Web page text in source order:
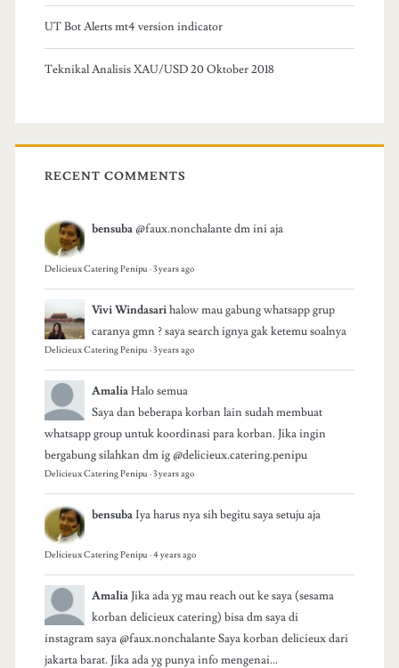
UT Bot Alerts mt4 version indicator
Teknikal Analisis XAU/USD 20 Oktober 2018
RECENT COMMENTS
bensuba @faux.nonchalante dm ini aja
Delicieux Catering Penipu·3 years ago
Vivi Windasari halow mau gabung whatsapp grup
caranya gmn ? saya search ignya gak ketemu soalnya
Delicieux Catering Penipu·3 years ago
Amalia Halo semua
Saya dan beberapa korban lain sudah membuat
whatsapp group untuk koordinasi para korban. Jika ingin
bergabung silahkan dm ig @delicieux.catering.penipu
Delicieux Catering Penipu·3 years ago
bensuba Iya harus nya sih begitu saya setuju aja
Delicieux Catering Penipu·4 years ago
Amalia Jika ada yg mau reach out ke saya (sesama
korban delicieux catering) bisa dm saya di
instagram saya @faux.nonchalante Saya korban delicieux dari
jakarta barat. Jika ada yg punya info mengenai...